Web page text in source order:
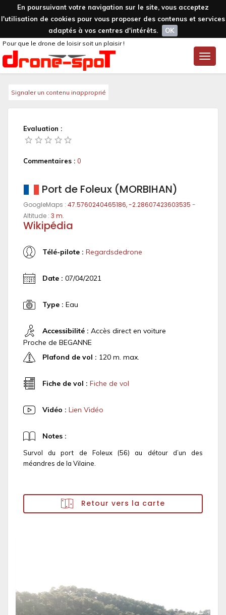
En poursuivant votre navigation sur le site, vous acceptez
l'utilisation de cookies pour vous proposer des contenus et services
adaptés à vos centres d'intérêts.
OK
Toggle
Pour que le drone de loisir soit un plaisir !
Signaler un contenu inapproprié
Evaluation :
Commentaires : 0
Port de Foleux (MORBIHAN)
GoogleMaps : 47.5760240465186, -2.28607423603535 -
Altitude : 3 m.
Wikipédia
Télé-pilote : Regardsdedrone
Date : 07/04/2021
Type : Eau
Accessibilité : Accès direct en voiture
Proche de BEGANNE
Plafond de vol : 120 m. max.
Fiche de vol : Fiche de vol
Vidéo : Lien Vidéo
Notes :
Survol du port de Foleux (56) au détour d’un des
méandres de la Vilaine.
Retour vers la carte